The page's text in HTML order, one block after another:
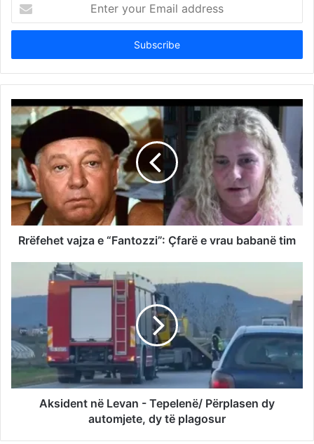
your
Email
Rrëfehet vajza e “Fantozzi”: Çfarë e vrau babanë tim
Aksident në Levan - Tepelenë/ Përplasen dy
automjete, dy të plagosur